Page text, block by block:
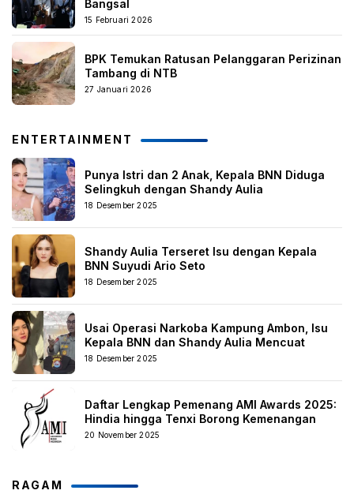
Bangsal
15 Februari 2026
BPK Temukan Ratusan Pelanggaran Perizinan
Tambang di NTB
27 Januari 2026
ENTERTAINMENT
Punya Istri dan 2 Anak, Kepala BNN Diduga
Selingkuh dengan Shandy Aulia
18 Desember 2025
Shandy Aulia Terseret Isu dengan Kepala
BNN Suyudi Ario Seto
18 Desember 2025
Usai Operasi Narkoba Kampung Ambon, Isu
Kepala BNN dan Shandy Aulia Mencuat
18 Desember 2025
Daftar Lengkap Pemenang AMI Awards 2025:
Hindia hingga Tenxi Borong Kemenangan
20 November 2025
RAGAM